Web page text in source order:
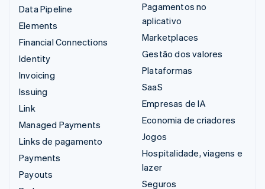
Data Pipeline
Elements
Financial Connections
Identity
Invoicing
Issuing
Link
Managed Payments
Links de pagamento
Payments
Payouts
Pagamentos no
aplicativo
Marketplaces
Gestão dos valores
Plataformas
SaaS
Empresas de IA
Economia de criadores
Jogos
Hospitalidade, viagens e
lazer
Seguros